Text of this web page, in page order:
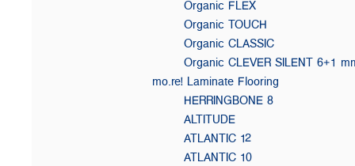
Organic FLEX
Organic TOUCH
Organic CLASSIC
Organic CLEVER SILENT 6+1
mo.re! Laminate Flooring
HERRINGBONE 8
ALTITUDE
ATLANTIC 12
ATLANTIC 10